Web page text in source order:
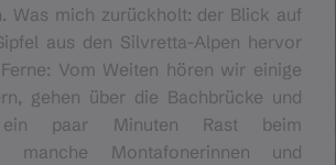
Was mich zurückholt: der Blick auf
aus den Silvretta-Alpen hervor
Vom Weiten hören wir einige
gehen über die Bachbrücke und
paar Minuten Rast beim
manche Montafonerinnen und